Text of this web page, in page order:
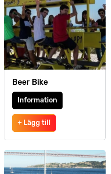
Beer Bike
Information
+ Lägg till